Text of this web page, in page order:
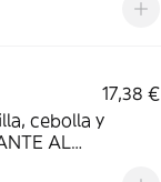
17,38 €
cebolla y
AL